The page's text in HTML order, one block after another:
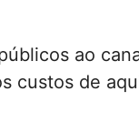
ao
custos de